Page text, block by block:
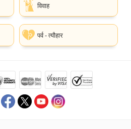
विवाह
पर्व - त्यौहार